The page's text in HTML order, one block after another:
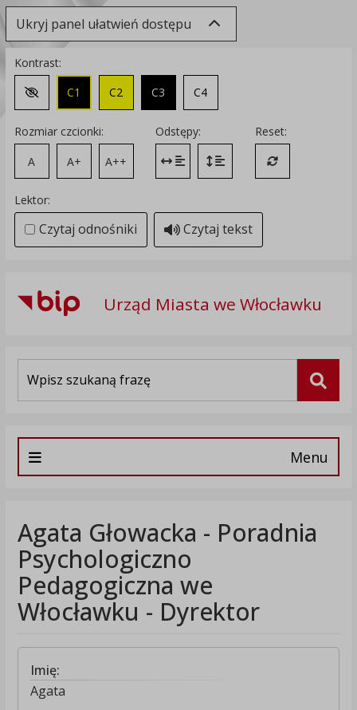
Ukryj panel ułatwień dostępu
Kontrast:
Zmień kontrast na domyślny
C1 C2 C3 C4
Rozmiar czcionki:
A
A+ A++
Odstępy:
Zmień odstęp między literami
Zmień interlinię i margines
Reset:
Przywróć
Lektor:
Czytaj odnośniki Czytaj tekst
Urząd Miasta we Włocławku
Menu
Agata Głowacka - Poradnia
Psychologiczno
Pedagogiczna we
Włocławku - Dyrektor
Imię:
Agata